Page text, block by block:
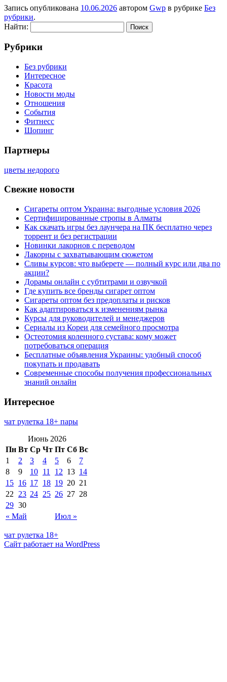
Запись опубликована 10.06.2026 автором Gwp в рубрике Без
рубрики.
Найти:
Рубрики
Без рубрики
Интересное
Красота
Новости моды
Отношения
События
Фитнесс
Шопинг
Партнеры
цветы недорого
Свежие новости
Сигареты оптом Украина: выгодные условия 2026
Сертифицированные стропы в Алматы
Как скачать игры без лаунчера на ПК бесплатно через
торрент и без регистрации
Новинки лакорнов с переводом
Лакорны с захватывающим сюжетом
Сливы курсов: что выберете — полный курс или два по
акции?
Дорамы онлайн с субтитрами и озвучкой
Где купить все бренды сигарет оптом
Сигареты оптом без предоплаты и рисков
Как адаптироваться к изменениям рынка
Курсы для руководителей и менеджеров
Сериалы из Кореи для семейного просмотра
Остеотомия коленного сустава: кому может
потребоваться операция
Бесплатные объявления Украины: удобный способ
покупать и продавать
Современные способы получения профессиональных
знаний онлайн
Интересное
чат рулетка 18+ пары
Июнь 2026
Пн Вт Ср Чт Пт Сб Вс
« Май Июл »
1 2 3 4 5 6
7
8
9 10 11 12 13 14
15 16 17 18 19 20 21
22
23 24 25 26 27 28
29 30
чат рулетка 18+
Сайт работает на WordPress